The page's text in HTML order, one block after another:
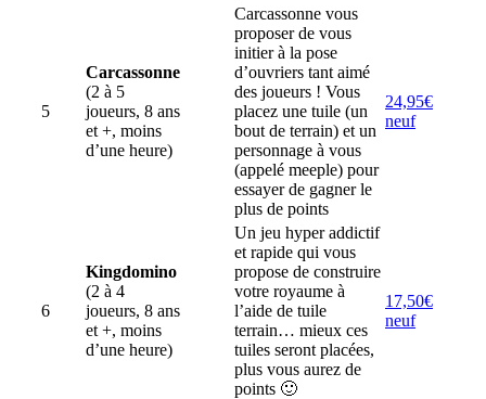
5
Carcassonne
(2 à 5
joueurs, 8 ans
et +, moins
d’une heure)
Carcassonne vous
proposer de vous
initier à la pose
d’ouvriers tant aimé
des joueurs ! Vous
placez une tuile (un
bout de terrain) et un
personnage à vous
(appelé meeple) pour
essayer de gagner le
plus de points
24,95€
neuf
6
Kingdomino
(2 à 4
joueurs, 8 ans
et +, moins
d’une heure)
Un jeu hyper addictif
et rapide qui vous
propose de construire
votre royaume à
l’aide de tuile
terrain… mieux ces
tuiles seront placées,
plus vous aurez de
points 🙂
17,50€
neuf